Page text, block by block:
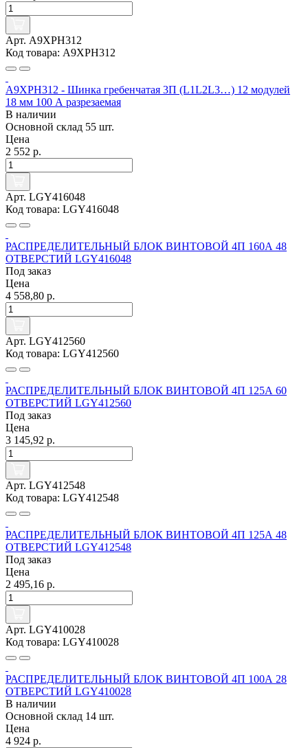
Арт. A9XPH312
Код товара: A9XPH312
A9XPH312 - Шинка гребенчатая 3П (L1L2L3…) 12 модулей
18 мм 100 А разрезаемая
В наличии
Основной склад 55 шт.
Цена
2 552 р.
Арт. LGY416048
Код товара: LGY416048
РАСПРЕДЕЛИТЕЛЬНЫЙ БЛОК ВИНТОВОЙ 4П 160А 48
ОТВЕРСТИЙ LGY416048
Под заказ
Цена
4 558,80 р.
Арт. LGY412560
Код товара: LGY412560
РАСПРЕДЕЛИТЕЛЬНЫЙ БЛОК ВИНТОВОЙ 4П 125А 60
ОТВЕРСТИЙ LGY412560
Под заказ
Цена
3 145,92 р.
Арт. LGY412548
Код товара: LGY412548
РАСПРЕДЕЛИТЕЛЬНЫЙ БЛОК ВИНТОВОЙ 4П 125А 48
ОТВЕРСТИЙ LGY412548
Под заказ
Цена
2 495,16 р.
Арт. LGY410028
Код товара: LGY410028
РАСПРЕДЕЛИТЕЛЬНЫЙ БЛОК ВИНТОВОЙ 4П 100А 28
ОТВЕРСТИЙ LGY410028
В наличии
Основной склад 14 шт.
Цена
4 924 р.